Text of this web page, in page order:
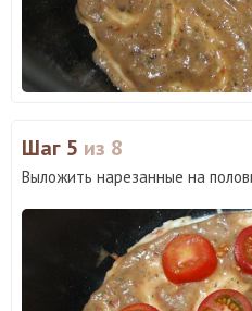
Шаг 5 из 8
Выложить нарезанные на